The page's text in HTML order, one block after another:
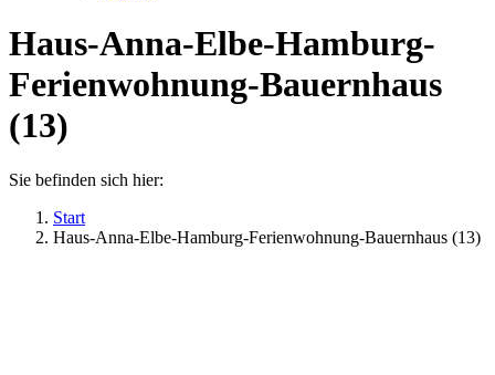
Haus-Anna-Elbe-Hamburg-
Ferienwohnung-Bauernhaus
(13)
Sie befinden sich hier:
Start
Haus-Anna-Elbe-Hamburg-Ferienwohnung-Bauernhaus (13)